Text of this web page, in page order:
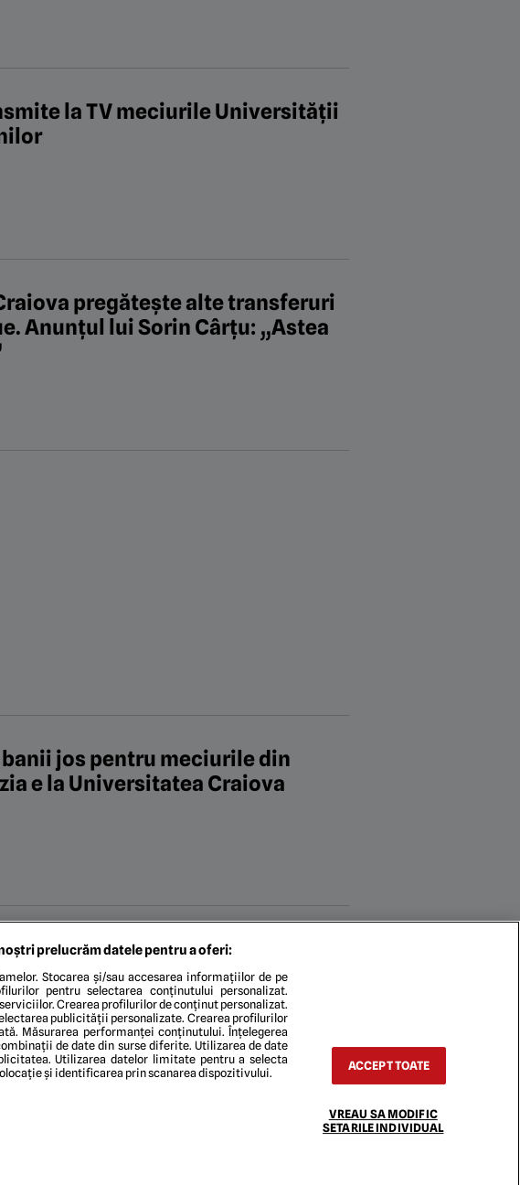
la TV meciurile Universității
pregătește alte transferuri
Anunțul lui Sorin Cârțu: „Astea
jos pentru meciurile din
e la Universitatea Craiova
Mihai Rotaru! Cine poate fi
spre zecile de milioane de euro
bate la titlu fără probleme!”
40 ...
prelucrăm datele pentru a oferi:
Stocarea și/sau accesarea informațiilor de pe
pentru selectarea conținutului personalizat.
Crearea profilurilor de conținut personalizat.
publicității personalizate. Crearea profilurilor
Măsurarea performanței conținutului. Înțelegerea
de date din surse diferite. Utilizarea de date
Utilizarea datelor limitate pentru a selecta
și identificarea prin scanarea dispozitivului.
ACCEPT TOATE
VREAU SA MODIFIC
SETARILE INDIVIDUAL